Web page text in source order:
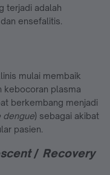
terjadi adalah
ensefalitis.
mulai membaik
kebocoran plasma
berkembang menjadi
dengue) sebagai akibat
pasien.
/ Recovery